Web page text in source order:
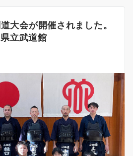
大会が開催されました。
立武道館